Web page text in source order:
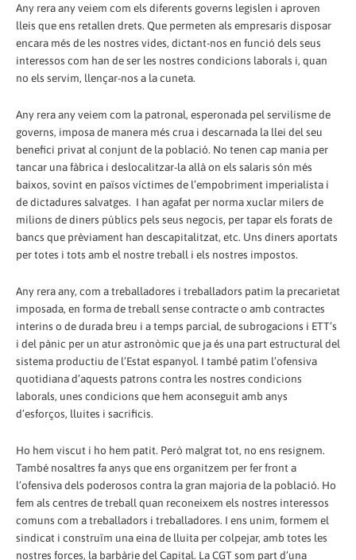
Any rera any veiem com els diferents governs legislen i aproven
lleis que ens retallen drets. Que permeten als empresaris disposar
encara més de les nostres vides, dictant-nos en funció dels seus
interessos com han de ser les nostres condicions laborals i, quan
no els servim, llençar-nos a la cuneta.
Any rera any veiem com la patronal, esperonada pel servilisme de
governs, imposa de manera més crua i descarnada la llei del seu
benefici privat al conjunt de la població. No tenen cap mania per
tancar una fàbrica i deslocalitzar-la allà on els salaris són més
baixos, sovint en països víctimes de l’empobriment imperialista i
de dictadures salvatges. I han agafat per norma xuclar milers de
milions de diners públics pels seus negocis, per tapar els forats de
bancs que prèviament han descapitalitzat, etc. Uns diners aportats
per totes i tots amb el nostre treball i els nostres impostos.
Any rera any, com a treballadores i treballadors patim la precarietat
imposada, en forma de treball sense contracte o amb contractes
interins o de durada breu i a temps parcial, de subrogacions i ETT’s
i del pànic per un atur astronòmic que ja és una part estructural del
sistema productiu de l’Estat espanyol. I també patim l’ofensiva
quotidiana d’aquests patrons contra les nostres condicions
laborals, unes condicions que hem aconseguit amb anys
d’esforços, lluites i sacrificis.
Ho hem viscut i ho hem patit. Però malgrat tot, no ens resignem.
També nosaltres fa anys que ens organitzem per fer front a
l’ofensiva dels poderosos contra la gran majoria de la població. Ho
fem als centres de treball quan reconeixem els nostres interessos
comuns com a treballadors i treballadores. I ens unim, formem el
sindicat i construïm una eina de lluita per colpejar, amb totes les
nostres forces, la barbàrie del Capital. La CGT som part d’una